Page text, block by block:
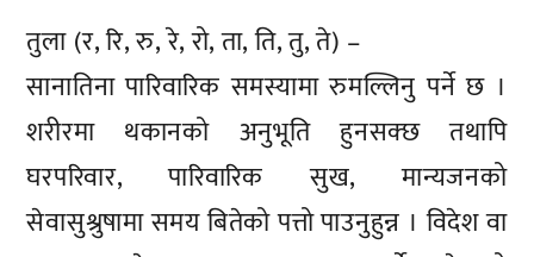
तुला (र, रि, रु, रे, रो, ता, ति, तु, ते) –
सानातिना पारिवारिक समस्यामा रुमल्लिनु पर्ने छ ।
शरीरमा थकानको अनुभूति हुनसक्छ तथापि
घरपरिवार, पारिवारिक सुख, मान्यजनको
सेवासुश्रुषामा समय बितेको पत्तो पाउनुहुन्न । विदेश वा